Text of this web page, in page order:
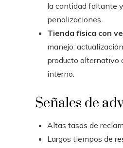
la cantidad faltante
penalizaciones.
Tienda física con
manejo:
producto alternativo
interno.
Señales de
Altas tasas de
Largos tiempos de